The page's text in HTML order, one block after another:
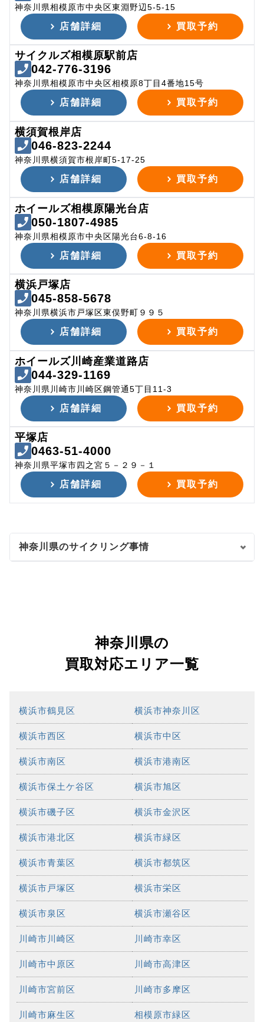
神奈川県相模原市中央区東淵野辺5-5-15
店舗詳細 買取予約
サイクルズ相模原駅前店
042-776-3196
神奈川県相模原市中央区相模原8丁目4番地15号
店舗詳細 買取予約
横須賀根岸店
046-823-2244
神奈川県横須賀市根岸町5-17-25
店舗詳細 買取予約
ホイールズ相模原陽光台店
050-1807-4985
神奈川県相模原市中央区陽光台6-8-16
店舗詳細 買取予約
横浜戸塚店
045-858-5678
神奈川県横浜市戸塚区東俣野町９９５
店舗詳細 買取予約
ホイールズ川崎産業道路店
044-329-1169
神奈川県川崎市川崎区鋼管通5丁目11-3
店舗詳細 買取予約
平塚店
0463-51-4000
神奈川県平塚市四之宮５－２９－１
店舗詳細 買取予約
神奈川県のサイクリング事情
神奈川県の
買取対応エリア一覧
横浜市鶴見区 横浜市神奈川区
横浜市西区 横浜市中区
横浜市南区 横浜市港南区
横浜市保土ケ谷区 横浜市旭区
横浜市磯子区 横浜市金沢区
横浜市港北区 横浜市緑区
横浜市青葉区 横浜市都筑区
横浜市戸塚区 横浜市栄区
横浜市泉区 横浜市瀬谷区
川崎市川崎区 川崎市幸区
川崎市中原区 川崎市高津区
川崎市宮前区 川崎市多摩区
川崎市麻生区 相模原市緑区